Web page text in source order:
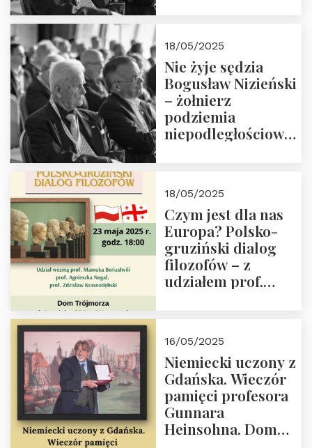
18/05/2025
Nie żyje sędzia
Bogusław Nizieński
– żołnierz
podziemia
niepodległościowego
społeczny, członek
Kapituły Nagrody
im. Prezydenta
Lecha
Kaczyńskiego.
Wielki autorytet.
18/05/2025
Czym jest dla nas
Europa? Polsko-
gruziński dialog
filozofów – z
udziałem prof.
Dom Trójmorza 23
maja 2025 r. godz.
18:00.
16/05/2025
Niemiecki uczony z
Gdańska. Wieczór
pamięci profesora
Gunnara
Heinsohna. Dom